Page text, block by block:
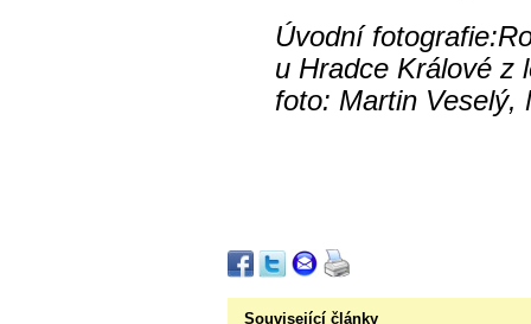
Úvodní
u Hradce Králové z
foto: Martin Veselý,
Související články